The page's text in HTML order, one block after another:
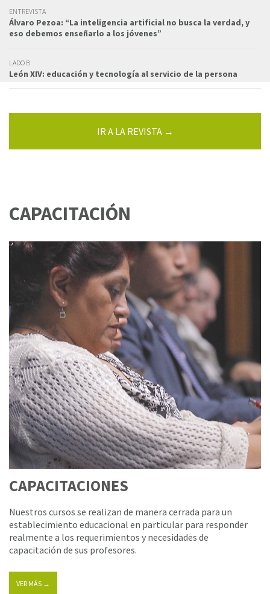
ENTREVISTA
Álvaro Pezoa: “La inteligencia artificial no busca la verdad, y
eso debemos enseñarlo a los jóvenes”
LADO B
León XIV: educación y tecnología al servicio de la persona
IR A LA REVISTA →
CAPACITACIÓN
CAPACITACIONES
Nuestros cursos se realizan de manera cerrada para un
establecimiento educacional en particular para responder
realmente a los requerimientos y necesidades de
capacitación de sus profesores.
VER MÁS →